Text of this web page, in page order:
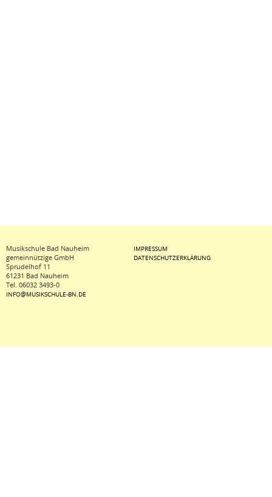
Musikschule Bad Nauheim
gemeinnützige GmbH
Sprudelhof 11
61231 Bad Nauheim
Tel. 06032 3493-0
INFO@MUSIKSCHULE-BN.DE
IMPRESSUM
DATENSCHUTZERKLÄRUNG